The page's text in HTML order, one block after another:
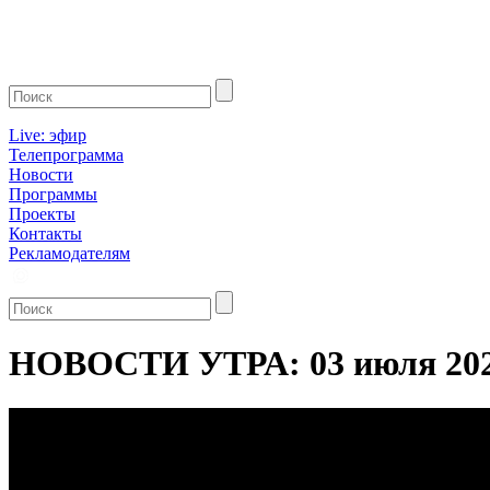
Live: эфир
Телепрограмма
Новости
Программы
Проекты
Контакты
Рекламодателям
НОВОСТИ УТРА: 03 июля